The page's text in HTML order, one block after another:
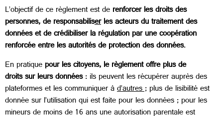
L’objectif de ce règlement est derenforcer les droits des
personnes, de responsabiliserles acteurs du traitement des
données et de crédibiliser la régulation par une coopération
renforcée entre les autorités de protection des données.
En pratiquepour les citoyens, le règlement offre plus de
droits sur leurs données: ils peuvent les récupérer auprès des
plateformes et les communiquer àd’autres ;plus de lisibilité est
donnée sur l’utilisation qui est faite pour les données ; pour les